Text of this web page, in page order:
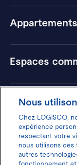
Appartements
Espaces
Hôtels
Donnez
Nous
Chez LOGISCO,
expérience
respectant votre
nous utilisons des
autres